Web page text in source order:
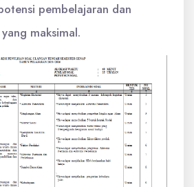
pembelajaran dan
maksimal.